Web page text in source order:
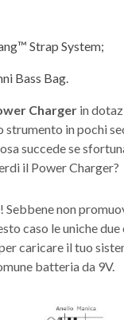
Strap System;
Bass Bag.
Charger in
strumento in pochi
succede se
il Power Charger?
Sebbene non
caso le uniche
caricare il tuo
batteria da 9V.